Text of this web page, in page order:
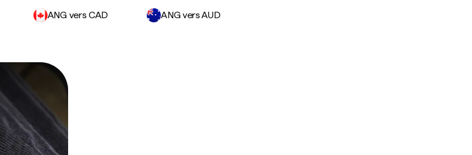
ANG vers CAD ANG vers AUD